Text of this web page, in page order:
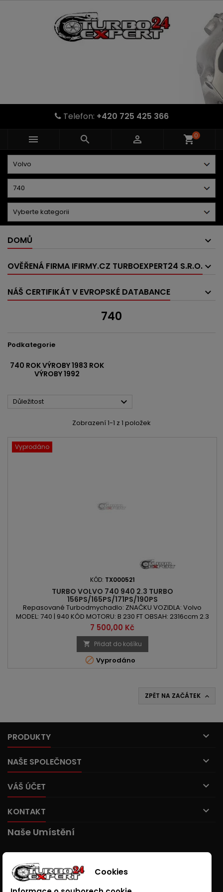
Telefon: +420 725 425 366
   shopping_cart0
DOMŮ
OVĚŘENÁ FIRMA IFIRMY.CZ TURBOEXPERT24 S.R.O.
NÁŠ CERTIFIKÁT V EVROPSKÉ DATABANCE
740
Podkategorie
740 ROK VÝROBY 1983 ROK
VÝROBY 1992
Důležitost 
Zobrazení 1-1 z 1 položek
Vyprodáno
KÓD: TX000521
TURBO VOLVO 740 940 2.3 TURBO
156PS/165PS/171PS/190PS
Repasované Turbodmychadlo: ZNAČKU VOZIDLA: Volvo
MODEL: 740 | 940 KÓD MOTORU: B 230 FT OBSAH: 2316ccm 2.3
Turbo VÝKON: 156PS/115kW | 165PS/121kW | 171PS/126kW |
190PS/140kW ROK VÝROBY: 1986 -
Cena
7 500,00 Kč
 Přidat do košíku
 Vyprodáno
ZPĚT NA ZAČÁTEK 
PRODUKTY 
NAŠE SPOLEČNOST 
VÁŠ ÚČET 
KONTAKT 
Naše Umístění
Cookies